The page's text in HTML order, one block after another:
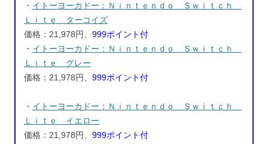
・ イトーヨーカドー：Ｎｉｎｔｅｎｄｏ Ｓｗｉｔｃｈ
Ｌｉｔｅ ターコイズ
価格：21,978円、 999ポイント付
・ イトーヨーカドー：Ｎｉｎｔｅｎｄｏ Ｓｗｉｔｃｈ
Ｌｉｔｅ グレー
価格：21,978円、 999ポイント付
・ イトーヨーカドー：Ｎｉｎｔｅｎｄｏ Ｓｗｉｔｃｈ
Ｌｉｔｅ イエロー
価格：21,978円、 999ポイント付